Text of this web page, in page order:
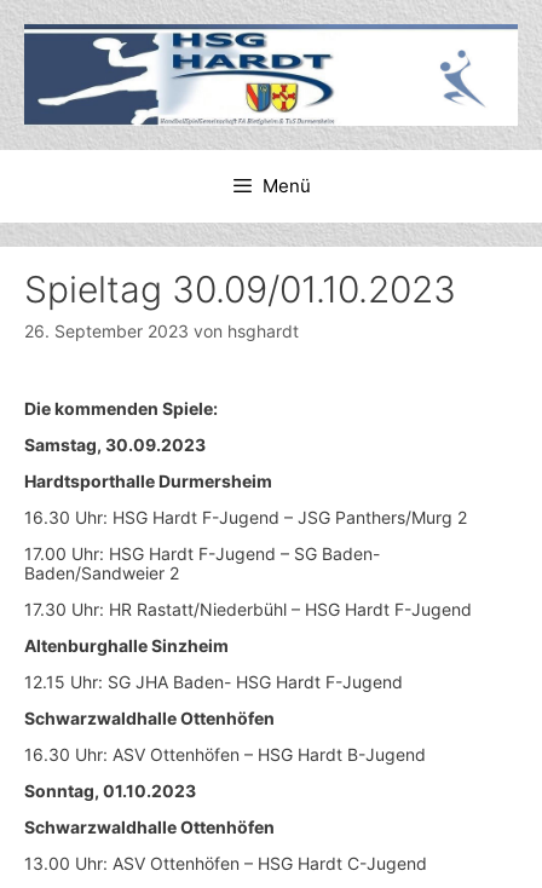
Inhalt
Menü
Spieltag 30.09/01.10.2023
26. September 2023 von hsghardt
Die kommenden Spiele:
Samstag, 30.09.2023
Hardtsporthalle Durmersheim
16.30 Uhr: HSG Hardt F-Jugend – JSG Panthers/Murg 2
17.00 Uhr: HSG Hardt F-Jugend – SG Baden-
Baden/Sandweier 2
17.30 Uhr: HR Rastatt/Niederbühl – HSG Hardt F-Jugend
Altenburghalle Sinzheim
12.15 Uhr: SG JHA Baden- HSG Hardt F-Jugend
Schwarzwaldhalle Ottenhöfen
16.30 Uhr: ASV Ottenhöfen – HSG Hardt B-Jugend
Sonntag, 01.10.2023
Schwarzwaldhalle Ottenhöfen
13.00 Uhr: ASV Ottenhöfen – HSG Hardt C-Jugend